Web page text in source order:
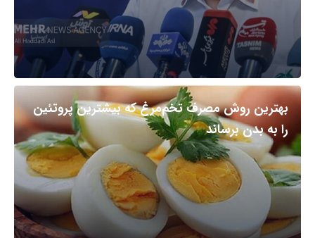
بهترین روش مصرف تخم‌مرغ که بیشترین پروتئین
را به بدن برساند